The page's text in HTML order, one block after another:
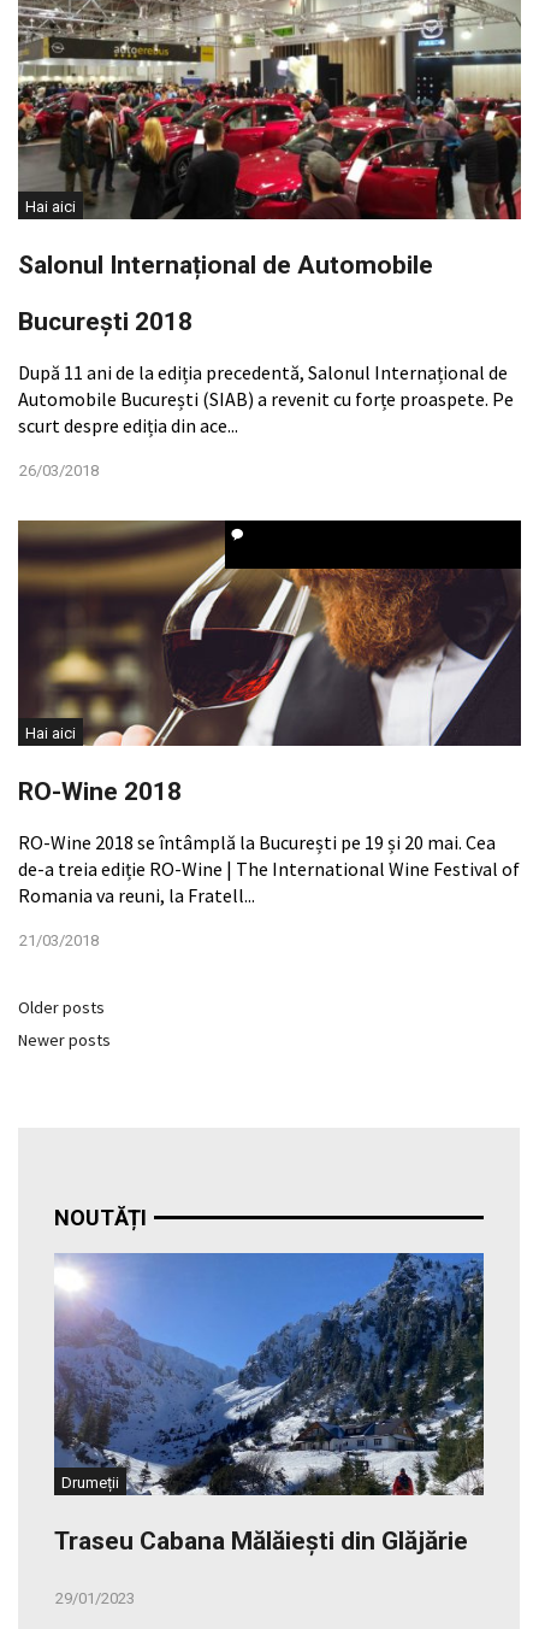
Hai aici
Salonul Internațional de Automobile
București 2018
După 11 ani de la ediția precedentă, Salonul Internațional de
Automobile București (SIAB) a revenit cu forțe proaspete. Pe
scurt despre ediția din ace...
26/03/2018
Hai aici
RO-Wine 2018
RO-Wine 2018 se întâmplă la București pe 19 și 20 mai. Cea
de-a treia ediție RO-Wine | The International Wine Festival of
Romania va reuni, la Fratell...
21/03/2018
Older posts
Newer posts
NOUTĂȚI
Drumeții
Traseu Cabana Mălăiești din Glăjărie
29/01/2023